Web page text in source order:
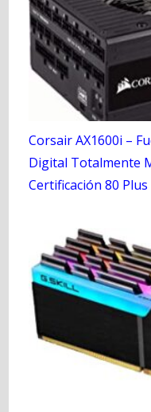
Corsair AX1600i –
Digital Totalmente
Certificación 80